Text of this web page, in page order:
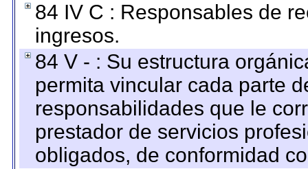
84 IV C : Responsables de
ingresos.
84 V - : Su estructura
permita vincular cada parte
responsabilidades que le
prestador de servicios
obligados, de conformidad